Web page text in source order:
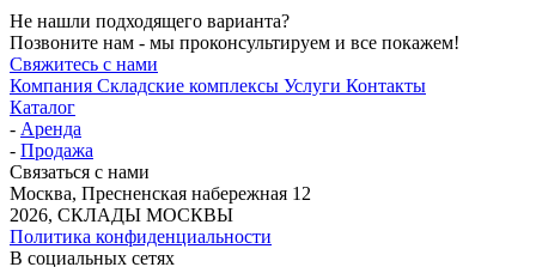
Не нашли подходящего варианта?
Позвоните нам - мы проконсультируем и все покажем!
Свяжитесь с нами
Компания Складские комплексы Услуги Контакты
Каталог
- Аренда
- Продажа
Связаться с нами
Москва, Пресненская набережная 12
2026, СКЛАДЫ МОСКВЫ
Политика конфиденциальности
В социальных сетях